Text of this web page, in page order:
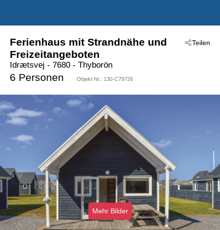
Teilen
Ferienhaus mit Strandnähe und
Freizeitangeboten
Idrætsvej - 7680 - Thyborön
6 Personen Objekt Nr.: 130-C79726
Mehr Bilder